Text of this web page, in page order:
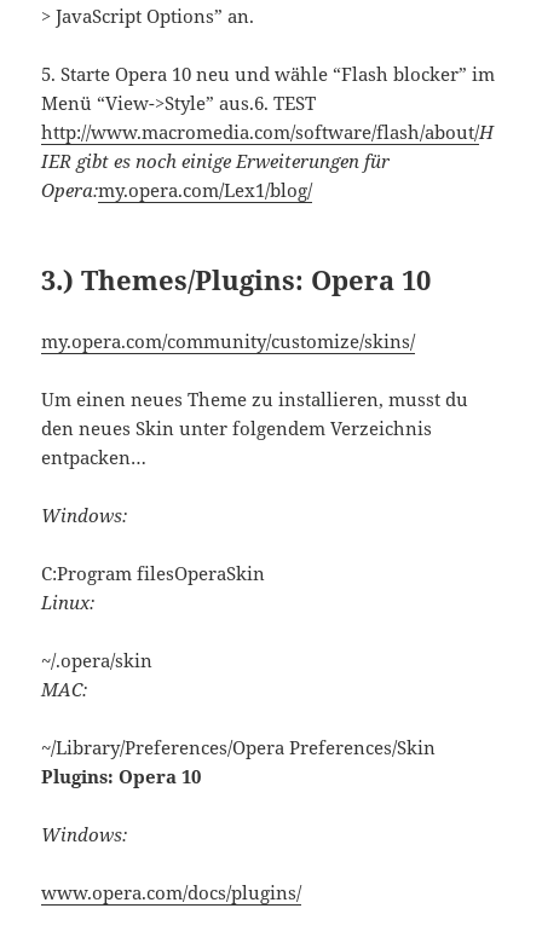
> JavaScript Options” an.
5. Starte Opera 10 neu und wähle “Flash blocker” im
Menü “View->Style” aus.6. TEST
http://www.macromedia.com/software/flash/about/H
IER gibt es noch einige Erweiterungen für
Opera:my.opera.com/Lex1/blog/
3.)Themes/Plugins: Opera 10
my.opera.com/community/customize/skins/
Um einen neues Theme zu installieren, musst du
den neues Skin unter folgendem Verzeichnis
entpacken…
Windows:
C:Program filesOperaSkin
Linux:
~/.opera/skin
MAC:
~/Library/Preferences/Opera Preferences/Skin
Plugins: Opera 10
Windows:
www.opera.com/docs/plugins/